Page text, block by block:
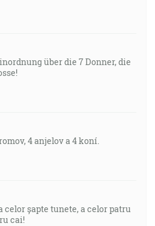
über die 7 Donner, die
4 anjelov a 4 koní.
șapte tunete, a celor patru
cai!